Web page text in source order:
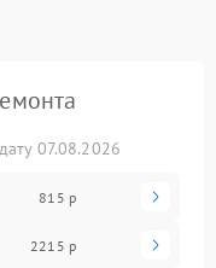
07.08.2026
815 р
2215 р